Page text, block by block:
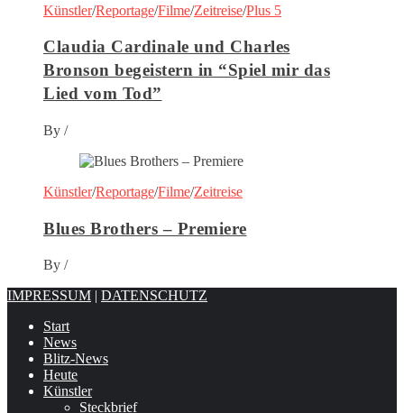
Künstler/Reportage/Filme/Zeitreise/Plus 5
Claudia Cardinale und Charles
Bronson begeistern in “Spiel mir das
Lied vom Tod”
By /
Künstler/Reportage/Filme/Zeitreise
Blues Brothers – Premiere
By /
IMPRESSUM
DATENSCHUTZ
Start
News
Blitz-News
Heute
Künstler
Steckbrief